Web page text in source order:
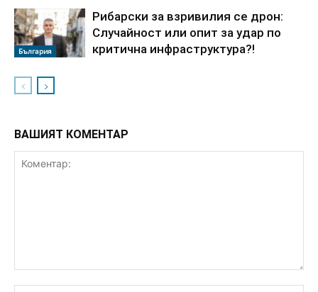
България
Рибарски за взривилия се дрон:
Случайност или опит за удар по
критична инфраструктура?!
ВАШИЯТ КОМЕНТАР